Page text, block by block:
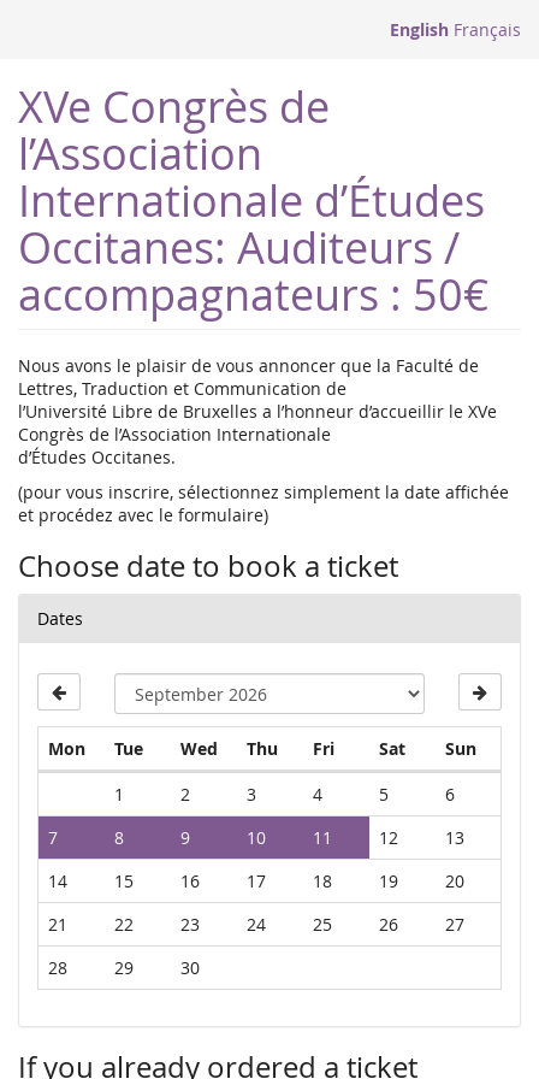
English Français
XVe Congrès de
l’Association
Internationale d’Études
Occitanes: Auditeurs /
accompagnateurs : 50€
Nous avons le plaisir de vous annoncer que la Faculté de
Lettres, Traduction et Communication de
l’Université Libre de Bruxelles a l’honneur d’accueillir le XVe
Congrès de l’Association Internationale
d’Études Occitanes.
(pour vous inscrire, sélectionnez simplement la date affichée
et procédez avec le formulaire)
Choose date to book a ticket
Dates
MonMonday
TueTuesday
Wed Wednesday
ThuThursday
FriFridaySatSaturday
SunSunday
1 2 3 4 5
6
7
8 9 10 11 12
13
14
15 16 17 18 19
20
21
22 23 24 25 26
27
28
29 30
If you already ordered a ticket